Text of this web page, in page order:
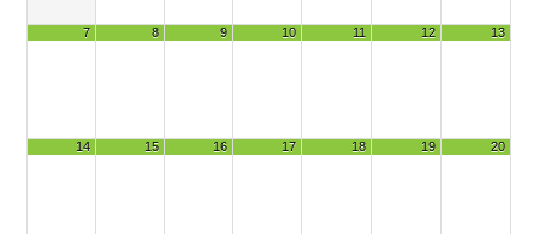
7 8 9 10 11 12 13
14 15 16 17 18 19 20